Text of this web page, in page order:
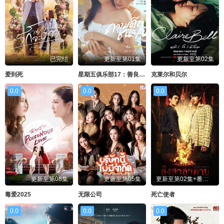
已完结
爱到死
更新至第01集
星期五俱乐部17：善良赢得人心
更新至第02集
克莱尔和贝尔
0.0
更新至第08集
毒爱2025
0.0
更新至第05集
无限公司
0.0
更新至第02集+番外02
死亡使者
0.0 0.0 0.0